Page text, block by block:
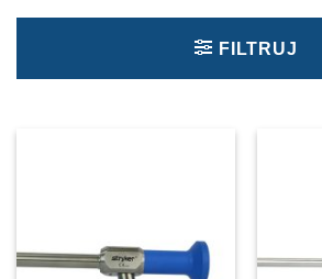
FILTRUJ